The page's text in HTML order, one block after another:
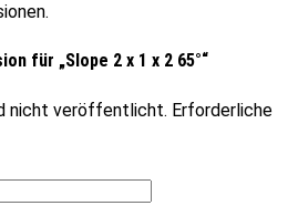
für „Slope 2 x 1 x 2 65°“
nicht veröffentlicht. Erforderliche